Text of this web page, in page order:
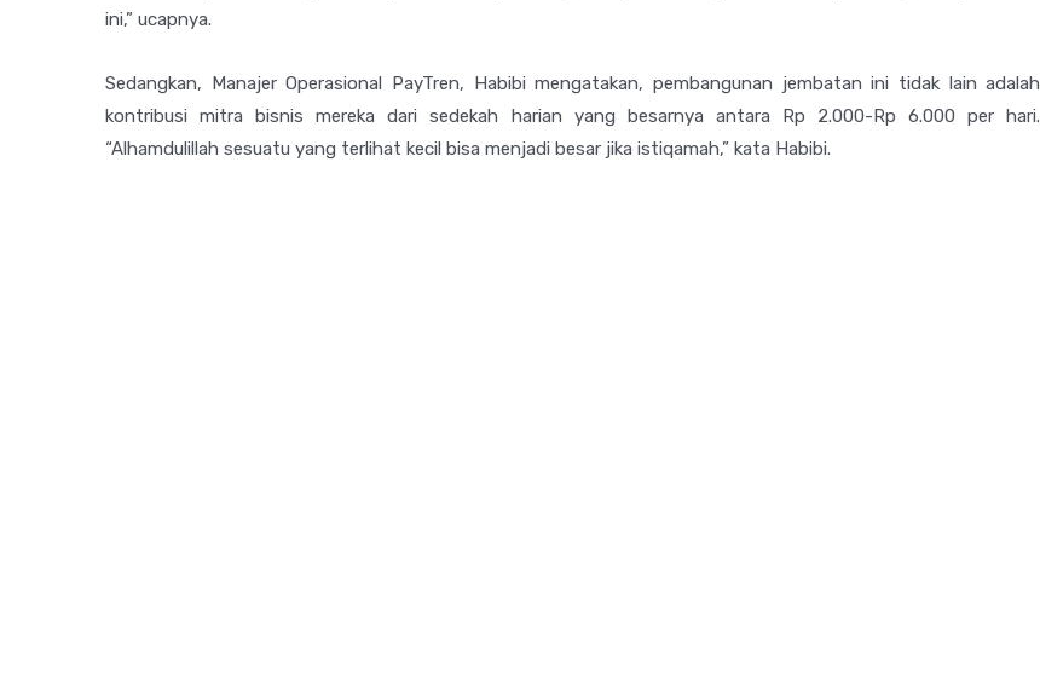
ini,” ucapnya.
Sedangkan, Manajer Operasional PayTren, Habibi mengatakan, pembangunan jembatan ini tidak lain adalah
kontribusi mitra bisnis mereka dari sedekah harian yang besarnya antara Rp 2.000-Rp 6.000 per hari.
“Alhamdulillah sesuatu yang terlihat kecil bisa menjadi besar jika istiqamah,” kata Habibi.